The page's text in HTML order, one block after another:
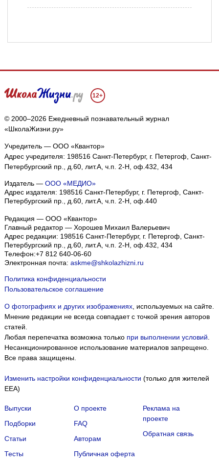
12+
© 2000–2026 Ежедневный познавательный журнал
«ШколаЖизни.ру»
Учредитель — ООО «Квантор»
Адрес учредителя: 198516 Санкт-Петербург, г. Петергоф, Санкт-
Петербургский пр., д.60, лит.А, ч.п. 2-Н, оф.432, 434
Издатель — ООО «МЕДИО»
Адрес издателя: 198516 Санкт-Петербург, г. Петергоф, Санкт-
Петербургский пр., д.60, лит.А, ч.п. 2-Н, оф.440
Редакция — ООО «Квантор»
Главный редактор — Хорошев Михаил Валерьевич
Адрес редакции: 198516 Санкт-Петербург, г. Петергоф Санкт-
Петербургский пр., д.60, лит.А, ч.п. 2-Н, оф.432, 434
Телефон:+7 812 640-06-60
Электронная почта: askme@shkolazhizni.ru
Политика конфиденциальности
Пользовательское соглашение
О фотографиях и других изображениях, используемых на сайте.
Мнение редакции не всегда совпадает с точкой зрения авторов
статей.
Любая перепечатка возможна только при выполнении условий
Несанкционированное использование материалов запрещено.
Все права защищены.
Изменить настройки конфиденциальности (только для жителей
EEA)
Выпуски
Подборки
Статьи
Тесты
О проекте
FAQ
Авторам
Публичная оферта
Реклама на
проекте
Обратная связь